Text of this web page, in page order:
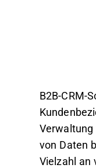
B2B-CRM-
Verwaltung
von Daten
Vielzahl an